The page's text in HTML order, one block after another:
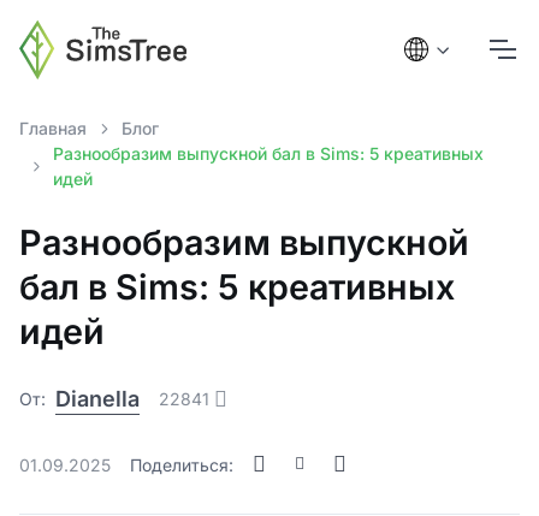
Главная
Блог
Разнообразим выпускной бал в Sims: 5 креативных
идей
Разнообразим выпускной
бал в Sims: 5 креативных
идей
От: Dianella 22841
01.09.2025 Поделиться: